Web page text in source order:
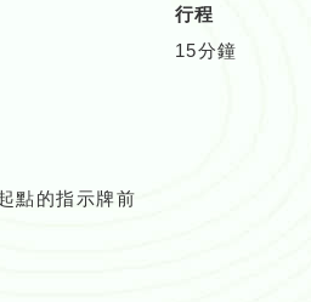
行程
15分鐘
點的指示牌前